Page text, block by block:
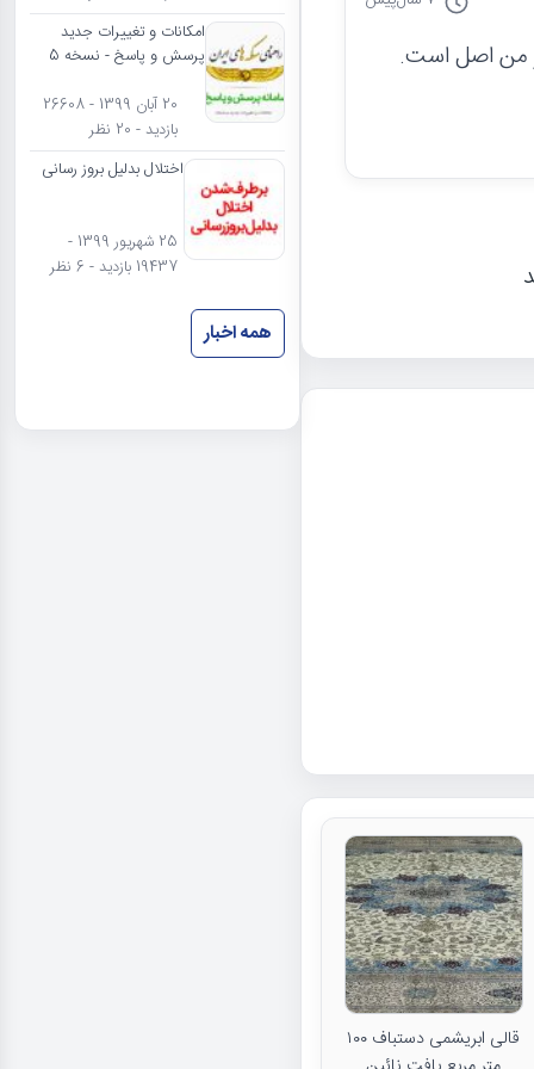
قالی ابریشمی دستباف ۱۰۰
امکانات و تغییرات جدید
پرسش و پاسخ - نسخه 5
20 آبان 1399 - 26608
بازدید - 20 نظر
اختلال بدلیل بروز رسانی
25 شهریور 1399 -
19437 بازدید - 6 نظر
همه اخبار